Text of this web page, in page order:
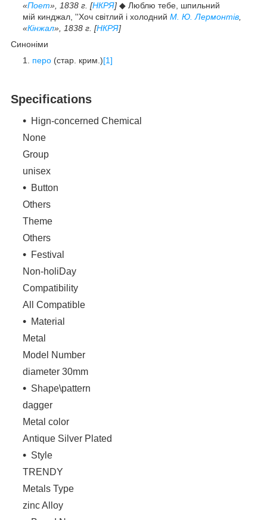
«Поет», 1838 г. [НКРЯ] ◆ Люблю тебе, шпильний
мій кинджал, ''Хоч світлий і холодний М. Ю. Лермонтів
«Кінжал», 1838 г. [НКРЯ]
Синоніми
перо (стар. крим.)[1]
Specifications
Hign-concerned Chemical
None
Group
unisex
Button
Others
Theme
Others
Festival
Non-holiDay
Compatibility
All Compatible
Material
Metal
Model Number
diameter 30mm
Shape\pattern
dagger
Metal color
Antique Silver Plated
Style
TRENDY
Metals Type
zinc Alloy